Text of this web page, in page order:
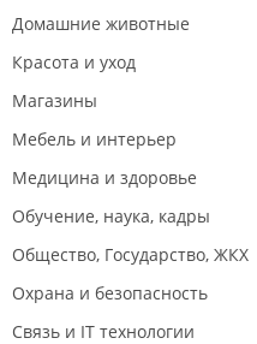
Домашние животные
Красота и уход
Магазины
Мебель и интерьер
Медицина и здоровье
Обучение, наука, кадры
Общество, Государство, ЖКХ
Охрана и безопасность
Связь и IT технологии